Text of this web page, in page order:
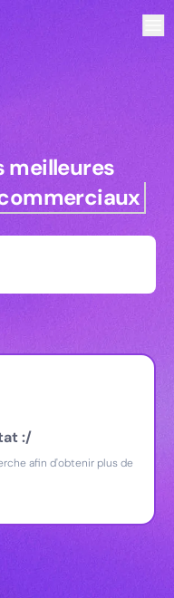
meilleures
meilleures
:/
afin d'obtenir plus de